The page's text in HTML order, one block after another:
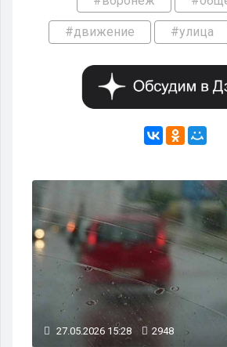
#движение #улица
27.05.2026 15:28 2948